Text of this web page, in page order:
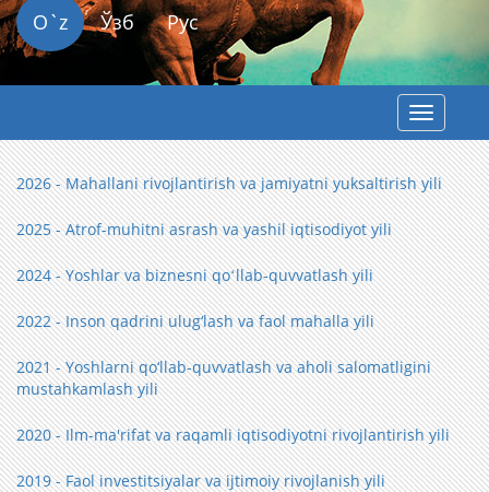
O`z Ўзб Рус
Toggle
2026 - Mahallani rivojlantirish va jamiyatni yuksaltirish yili
2025 - Atrof-muhitni asrash va yashil iqtisodiyot yili
2024 - Yoshlar va biznesni qoʻllab-quvvatlash yili
2022 - Inson qadrini ulug‘lash va faol mahalla yili
2021 - Yoshlarni qo‘llab-quvvatlash va aholi salomatligini
mustahkamlash yili
2020 - Ilm-ma'rifat va raqamli iqtisodiyotni rivojlantirish yili
2019 - Faol investitsiyalar va ijtimoiy rivojlanish yili